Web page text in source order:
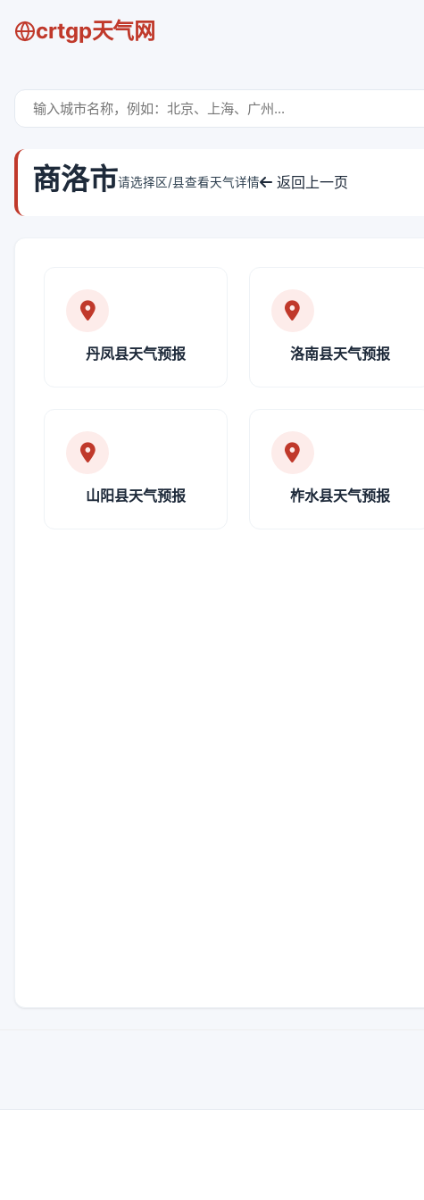
crtgp天气网
商洛市请选择区/县查看天气详情 返回上一页
丹凤县天气预报 洛南县天气预报
山阳县天气预报 柞水县天气预报